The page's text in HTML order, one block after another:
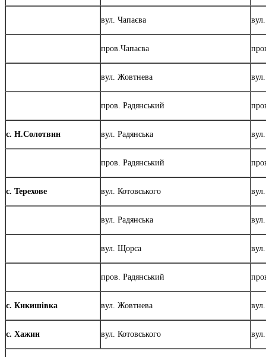
вул. Чапаєва
пров.Чапаєва
вул. Жовтнева
пров. Радянський
с. Н.Солотвин вул. Радянська
пров. Радянський
с. Терехове вул. Котовського
вул. Радянська
вул. Щорса
пров. Радянський
с. Кикишівка вул. Жовтнева
с. Хажин вул. Котовського